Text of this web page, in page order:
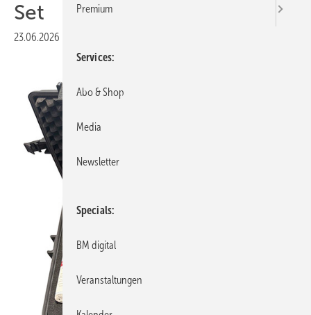
Set
23.06.2026
Premium
Services
Abo & Shop
Media
Newsletter
Specials
BM digital
Veranstaltungen